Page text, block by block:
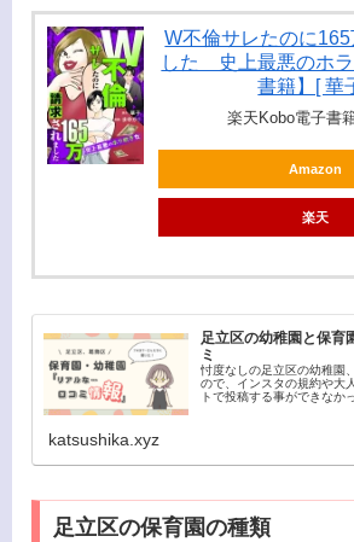
W不倫サレたのに165
した 史上最悪のホ
書籍】[ 華
楽天Kobo電子書
Amazon
楽天
足立区の幼稚園と保育
ミ
忖度なしの足立区の幼稚園
ので、インスタの規約や大
トで投稿する事ができなか
katsushika.xyz
足立区の保育園の種類